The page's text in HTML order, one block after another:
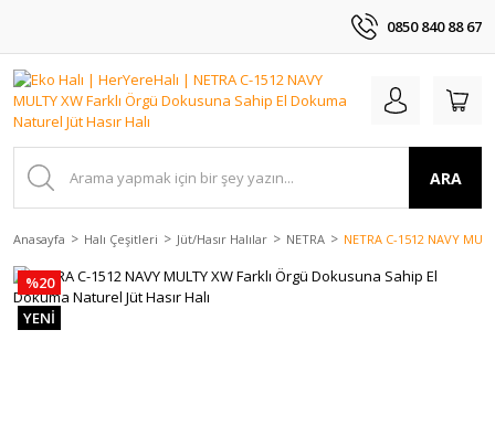
0850 840 88 67
ARA
Anasayfa Halı Çeşitleri Jüt/Hasır Halılar NETRA NETRA C-1512 NAVY
%20
YENİ